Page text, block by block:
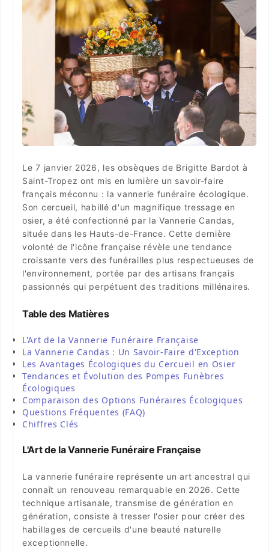
Le 7 janvier 2026, les obsèques de Brigitte Bardot à
Saint-Tropez ont mis en lumière un savoir-faire
français méconnu : la vannerie funéraire écologique.
Son cercueil, habillé d'un magnifique tressage en
osier, a été confectionné par la Vannerie Candas,
située dans les Hauts-de-France. Cette dernière
volonté de l'icône française révèle une tendance
croissante vers des funérailles plus respectueuses de
l'environnement, portée par des artisans français
passionnés qui perpétuent des traditions millénaires.
Table des Matières
L'Art de la Vannerie Funéraire Française
La Vannerie Candas : Un Savoir-Faire d'Exception
Les Avantages Écologiques du Cercueil en Osier
Tendances et Évolution des Pompes Funèbres
Écologiques
Comparaison des Options Funéraires Écologiques
Questions Fréquentes (FAQ)
Chiffres Clés
L'Art de la Vannerie Funéraire Française
La vannerie funéraire représente un art ancestral qui
connaît un renouveau remarquable en 2026. Cette
technique artisanale, transmise de génération en
génération, consiste à tresser l'osier pour créer des
habillages de cercueils d'une beauté naturelle
exceptionnelle.